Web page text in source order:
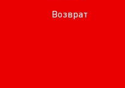
Возврат